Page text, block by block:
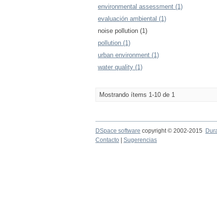
environmental assessment (1)
evaluación ambiental (1)
noise pollution (1)
pollution (1)
urban environment (1)
water quality (1)
Mostrando ítems 1-10 de 1
DSpace software copyright © 2002-2015
Contacto
Sugerencias